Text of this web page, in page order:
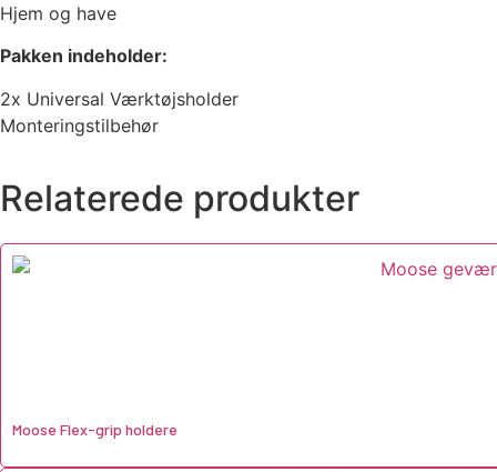
Hjem og have
Pakken indeholder:
2x Universal Værktøjsholder
Monteringstilbehør
Relaterede produkter
Moose Flex-grip holdere